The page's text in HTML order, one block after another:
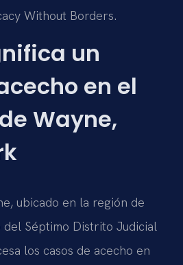
Without Borders.
un
en el
Wayne,
ubicado en la región de
Séptimo Distrito Judicial
los casos de acecho en